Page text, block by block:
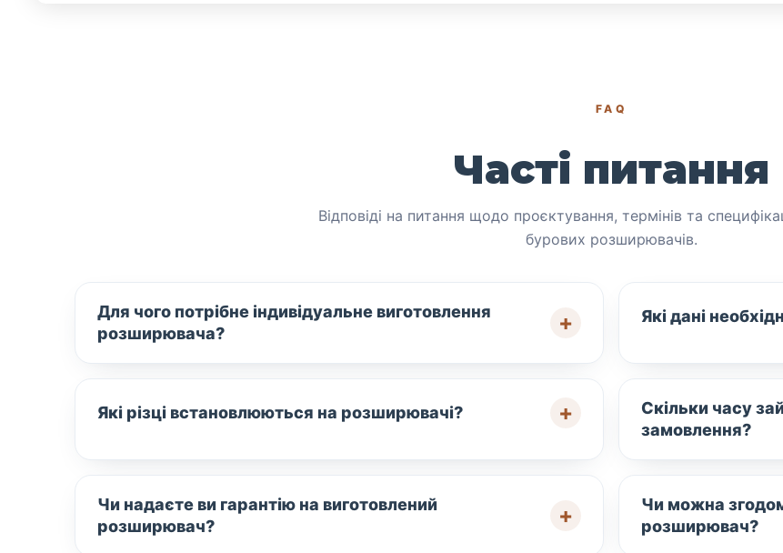
FAQ
Часті питання
Відповіді на питання щодо проєктування, термінів та
бурових розширювачів.
Для чого потрібне індивідуальне виготовлення
розширювача?
Які дані
Які різці встановлюються на розширювачі?
Скільки часу
замовлення?
Чи надаєте ви гарантію на виготовлений
розширювач?
Чи можна
розширювач?